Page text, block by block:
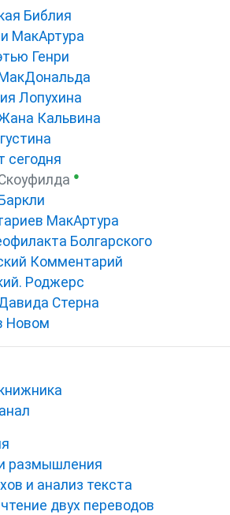
Библия
МакАртура
Генри
Лопухина
Кальвина
сегодня
●
МакАртура
Болгарского
Комментарий
Роджерс
Стерна
Новом
размышления
и анализ текста
двух переводов